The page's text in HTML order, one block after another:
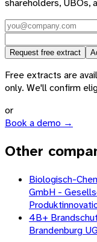
shareholders, UBOs,
Request free extract
Free extracts are
only. We'll confirm
or
Book a demo →
Other
Biologisch-
GmbH -
4B+
Brandenburg